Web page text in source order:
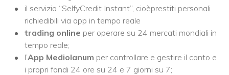
il servizio “SelfyCredit Instant”, cioèprestiti personali
richiedibili via app in tempo reale
trading online per operare su 24 mercati mondiali in
tempo reale;
l’App Mediolanum per controllare e gestire il conto e
i propri fondi 24 ore su 24 e 7 giorni su 7;